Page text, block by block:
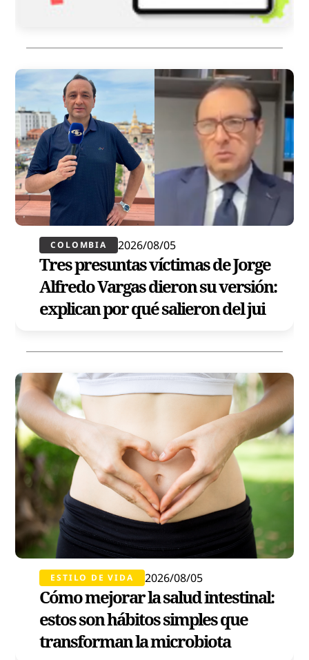
COLOMBIA 2026/08/05
Tres presuntas víctimas de Jorge
Alfredo Vargas dieron su versión:
explican por qué salieron del jui
ESTILO DE VIDA 2026/08/05
Cómo mejorar la salud intestinal:
estos son hábitos simples que
transforman la microbiota